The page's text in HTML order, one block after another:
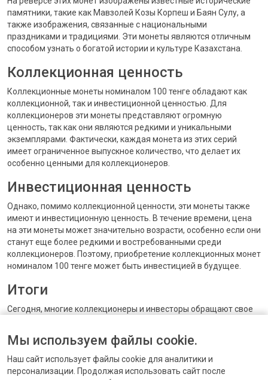
памятники, такие как Мавзолей Козы Корпеш и Баян Сулу, а
также изображения, связанные с национальными
праздниками и традициями. Эти монеты являются отличным
способом узнать о богатой истории и культуре Казахстана.
Коллекционная ценность
Коллекционные монеты номиналом 100 тенге обладают как
коллекционной, так и инвестиционной ценностью. Для
коллекционеров эти монеты представляют огромную
ценность, так как они являются редкими и уникальными
экземплярами. Фактически, каждая монета из этих серий
имеет ограниченное выпускное количество, что делает их
особенно ценными для коллекционеров.
Инвестиционная ценность
Однако, помимо коллекционной ценности, эти монеты также
имеют и инвестиционную ценность. В течение времени, цена
на эти монеты может значительно возрасти, особенно если они
станут еще более редкими и востребованными среди
коллекционеров. Поэтому, приобретение коллекционных монет
номиналом 100 тенге может быть инвестицией в будущее.
Итоги
Сегодня, многие коллекционеры и инвесторы обращают свое
отчеканенные в Казахстане. Они представляют собой не
только кусочек истории и культуры страны, но и ценные активы
для коллекционеров и инвесторов.
Мы используем файлы cookie.
Наш сайт использует файлы cookie для аналитики и
персонализации. Продолжая использовать сайт после